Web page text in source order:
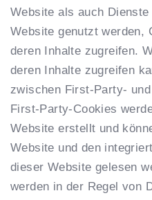
Website als auch
Website genutzt werden,
deren Inhalte zugreifen.
deren Inhalte zugreifen
zwischen First-Party-
First-Party-Cookies
Website erstellt und
Website und den
dieser Website gelesen
werden in der Regel von